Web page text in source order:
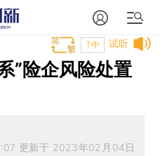
试听
T中
”险企风险处置
更新于 2023年02月04日